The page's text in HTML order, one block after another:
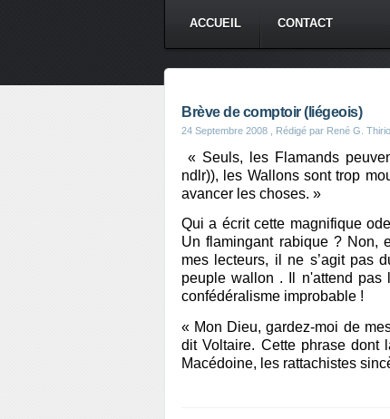
ACCUEIL CONTACT
Brève de comptoir (liégeois)
24 Septembre 2008 , Rédigé par René G.
« Seuls, les Flamands
ndlr)), les Wallons sont trop
avancer les choses. »
Qui a écrit cette magnifique
Un flamingant rabique ? Non,
mes lecteurs, il ne s’agit pas
peuple wallon . Il n'attend pas
confédéralisme improbable !
« Mon Dieu, gardez-moi de
dit Voltaire. Cette phrase dont
Macédoine, les rattachistes